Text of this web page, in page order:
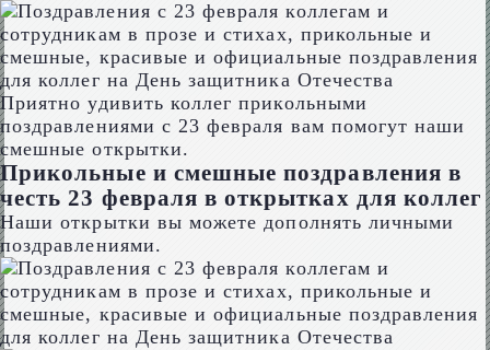
Приятно удивить коллег прикольными
поздравлениями с 23 февраля вам помогут наши
смешные открытки.
Прикольные и смешные поздравления в
честь 23 февраля в открытках для коллег
Наши открытки вы можете дополнять личными
поздравлениями.